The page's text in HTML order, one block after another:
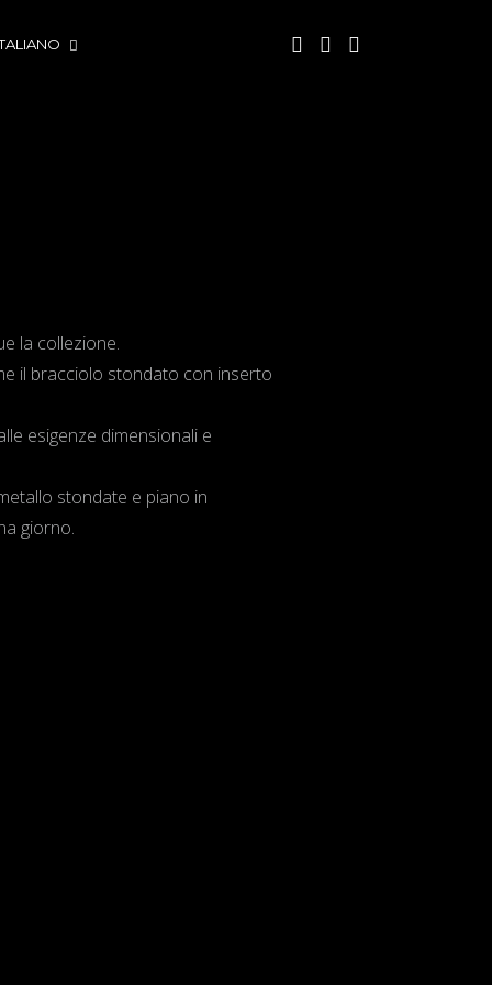
la collezione.
il bracciolo stondato con inserto
esigenze dimensionali e
stondate e piano in
giorno.